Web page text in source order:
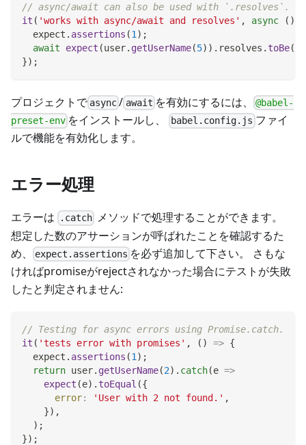
// async/await can also be used with `.resolves`.
it ( 'works with async/await and resolves' , async ( )
  expect
. assertions (1 ) ;
await
expect (user. getUserName(5) ) . resolves . toBe(
}) ;
プロジェクトで async / await を有効にするには、
@babel-
preset-env をインストールし、 babel.config.js ファイ
ルで機能を有効化します。
エラー処理
エラーは .catch メソッドで処理することができます。
想定した数のアサーションが呼ばれたことを確認するた
め、
expect.assertions を必ず追加して下さい。 さもな
ければpromiseがrejectされなかった場合にテストが失敗
したと判定されません:
// Testing for async errors using Promise.catch.
it ( 'tests error with promises' , ( ) => {
  expect
. assertions (1 ) ;
return user. getUserName(2) . catch(e =>
expect (e) . toEqual ({
error: 'User with 2 not found.' ,
}) ,
) ;
}) ;